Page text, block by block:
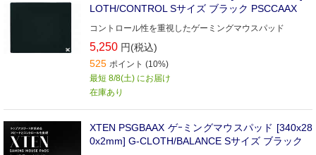
LOTH/CONTROL Sサイズ ブラック PSCCAAX
コントロール性を重視したゲーミングマウスパッド
5,250 円(税込)
525 ポイント (10%)
最短 8/8(土) にお届け
在庫あり
XTEN PSGBAAX ゲｰミングマウスパッド [340x28
0x2mm] G-CLOTH/BALANCE Sサイズ ブラック